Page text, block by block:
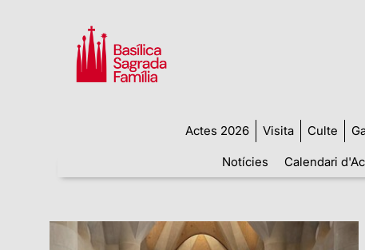
Actes 2026 Visita Culte
Notícies
Calendari